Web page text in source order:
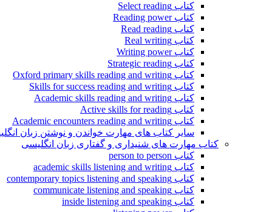
کتاب Select reading
کتاب Reading power
کتاب Read reading
کتاب Real writing
کتاب Writing power
کتاب Strategic reading
کتاب Oxford primary skills reading and writing
کتاب Skills for success reading and writing
کتاب Academic skills reading and writing
کتاب Active skills for reading
کتاب Academic encounters reading and writing
سایر کتاب های مهارت خواندن و نوشتن زبان
کتاب مهارت های شنیداری و گفتاری زبان انگلیسی
کتاب person to person
کتاب academic skills listening and writing
کتاب contemporary topics listening and speaking
کتاب communicate listening and speaking
کتاب inside listening and speaking